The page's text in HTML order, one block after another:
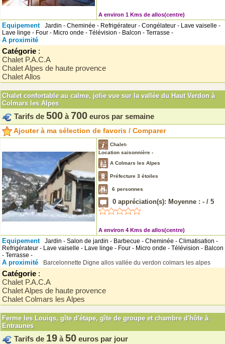
A environ 1 Kms de allos(centre)
Equipement
Jardin - Cheminée - Refrigérateur - Congélateur - Lave vaiselle -
Lave linge - Four - Micro onde - Télévision - Balcon - Terrasse -
A proximité
Catégorie :
Chalet P.A.C.A
Chalet Alpes de haute provence
Chalet Allos
Chalet confortable au calme, jolie vue sur la vallée du Haut Verdon à
Colmars les Alpes
Tarifs de 500 à 700 euros par semaine
Ajouter à ma sélection de favoris / Comparer
Chalet-
Location saisonnière -
A Colmars les Alpes
Préfecture 3 étoiles
6 personnes
0 appréciation(s): Moyenne : - / 5
A environ 4 Kms de allos(centre)
Equipement
Jardin - Salon de jardin - Barbecue - Cheminée - Climatisation -
Refrigérateur - Lave vaiselle - Lave linge - Four - Micro onde - Télévision - Balcon
- Terrasse -
A proximité Barcelonnette Digne allos vallée du verdon colmars les alpes
Catégorie :
Chalet P.A.C.A
Chalet Alpes de haute provence
Chalet Colmars les Alpes
Ferme les Louiqs, gîte d'étape, gîte de groupe et chambre d'hôte à
Entraunes
Tarifs de 19 à 50 euros par jour